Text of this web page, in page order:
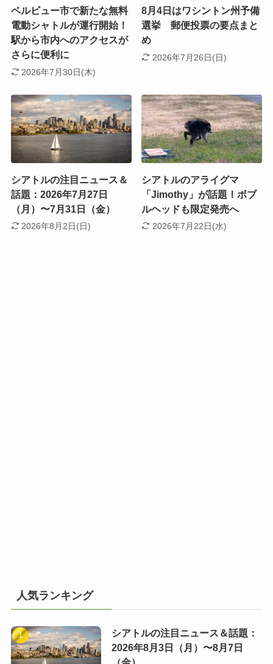
ベルビュー市で新たな無料
電動シャトルが運行開始！
駅から市内へのアクセスが
さらに便利に
2026年7月30日(木)
8月4日はワシントン州予備
選挙 郵便投票の要点まと
め
2026年7月26日(日)
シアトルの注目ニュース＆
話題：2026年7月27日
（月）〜7月31日（金）
2026年8月2日(日)
シアトルのアライグマ
「Jimothy」が話題！ボブ
ルヘッドも限定発売へ
2026年7月22日(水)
人気ランキング
シアトルの注目ニュース＆話題：
2026年8月3日（月）〜8月7日